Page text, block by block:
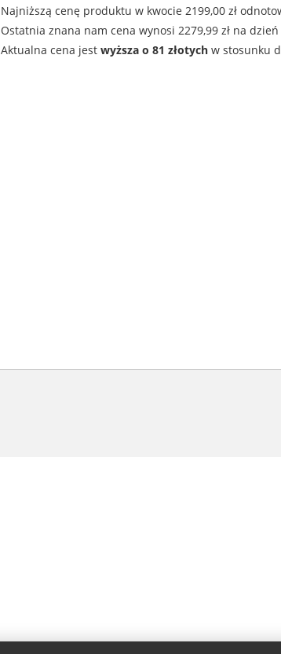
Najniższą cenę produktu w kwocie 2199,00 zł
Ostatnia znana nam cena wynosi 2279,99 zł na dzień
Aktualna cena jestwyższa o 81 złotych w stosunku